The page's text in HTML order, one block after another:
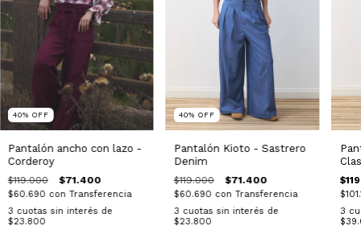
40% OFF
Pantalón ancho con lazo -
Corderoy
$119.000 $71.400
$60.690 con Transferencia
3 cuotas sin interés de
$23.800
40% OFF
Pantalón Kioto - Sastrero
Denim
$119.000 $71.400
$60.690 con Transferencia
3 cuotas sin interés de
$23.800
3